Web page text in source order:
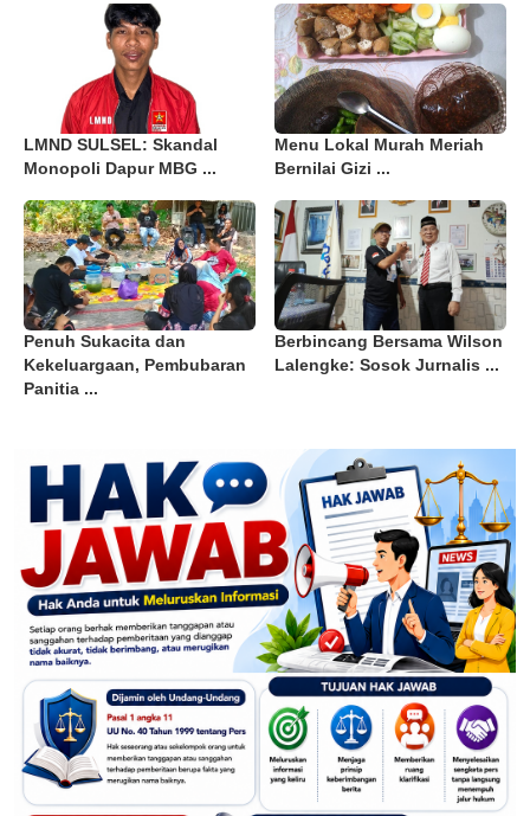
LMND SULSEL: Skandal
Monopoli Dapur MBG ...
Menu Lokal Murah Meriah
Bernilai Gizi ...
Penuh Sukacita dan
Kekeluargaan, Pembubaran
Panitia ...
Berbincang Bersama Wilson
Lalengke: Sosok Jurnalis ...